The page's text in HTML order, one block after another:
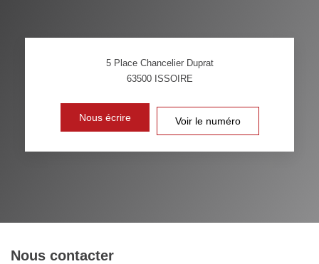
PART DES MÉNAGES SANS
VOITURE
DISTANCE DE L'AÉROPORT :
5 Place Chancelier Duprat
63500 ISSOIRE
Nous écrire Voir le numéro
Nous contacter